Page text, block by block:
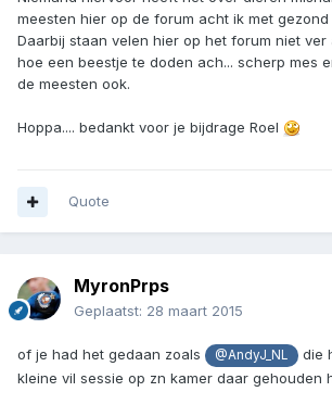
meesten hier op de forum acht ik met
Daarbij staan velen hier op het forum niet ver
hoe een beestje te doden ach... scherp mes
de meesten ook.
Hoppa.... bedankt voor je bijdrage Roel
Quote
MyronPrps
Geplaatst: 28 maart 2015
of je had het gedaan zoals @AndyJ_NL
die
kleine vil sessie op zn kamer daar gehouden